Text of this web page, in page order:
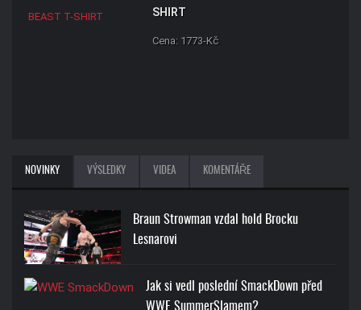
SHIRT
Cena: 1773-Kč
NOVINKY VÝSLEDKY VIDEA KOMENTÁŘE
Braun Strowman vzdal hold Brocku
Lesnarovi
Jak si vedl poslední SmackDown před
WWE SummerSlamem?